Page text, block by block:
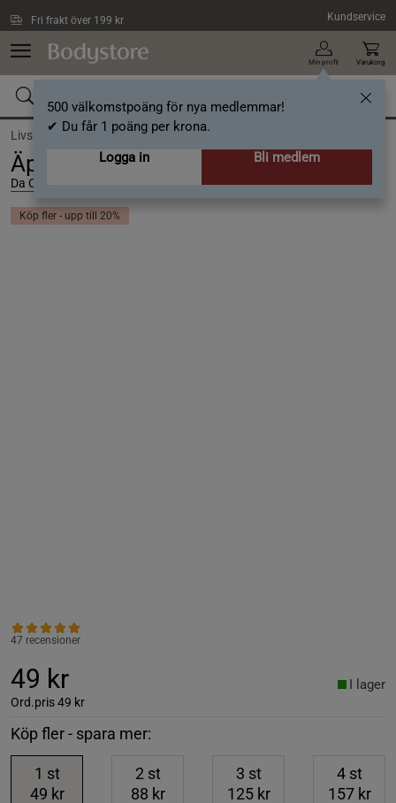
Fri frakt över 199 kr Kundservice
Min profil
500 välkomstpoäng för nya medlemmar!
✔ Du får 1 poäng per krona.
Logga in
Bli medlem
Varukorg
Livsmedel /Dryck /Äppelcidervinäger
Äppelcidervinäger 1 l
Da Carla
Köp fler - upp till 20%
47 recensioner
49 kr
Ord.pris49 kr
I lager
Köp fler - spara mer:
1 st
49 kr
2 st
88 kr
3 st
125 kr
4st
157 kr